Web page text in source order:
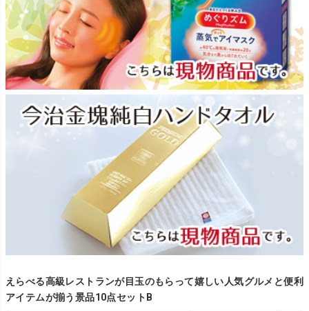
えらべる高級レストランが目玉のもらって嬉しい人気グルメと便利
アイテムが揃う景品10点セットB